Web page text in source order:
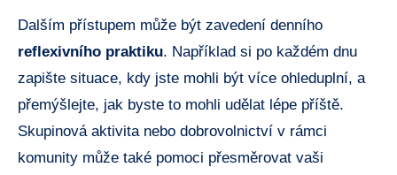
Dalším přístupem může být zavedení denního
reflexivního praktiku. Například si po každém dnu
zapište situace, kdy jste mohli být více ohleduplní, a
přemýšlejte, jak byste to mohli udělat lépe příště.
Skupinová aktivita nebo dobrovolnictví v rámci
komunity může také pomoci přesměrovat vaši